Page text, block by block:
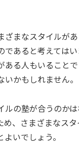
ざまなスタイルが
であると考えては
ある人もいること
かもしれません。
ルの塾が合うのか
め、さまざまなス
いでしょう。